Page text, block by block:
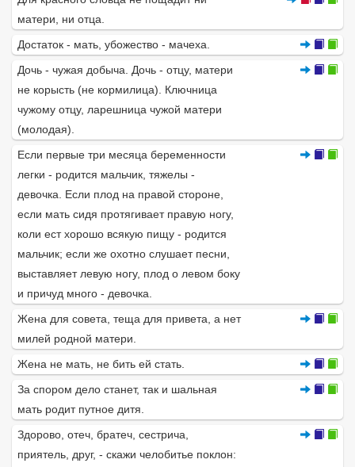
матери, ни отца.
Достаток - мать, убожество - мачеха.
Дочь - чужая добыча. Дочь - отцу, матери
не корысть (не кормилица). Ключница
чужому отцу, ларешница чужой матери
(молодая).
Если первые три месяца беременности
легки - родится мальчик, тяжелы -
девочка. Если плод на правой стороне,
если мать сидя протягивает правую ногу,
коли ест хорошо всякую пищу - родится
мальчик; если же охотно слушает песни,
выставляет левую ногу, плод о левом боку
и причуд много - девочка.
Жена для совета, теща для привета, а нет
милей родной матери.
Жена не мать, не бить ей стать.
За спором дело станет, так и шальная
мать родит путное дитя.
Здорово, отеч, братеч, сестрича,
приятель, друг, - скажи челобитье поклон: